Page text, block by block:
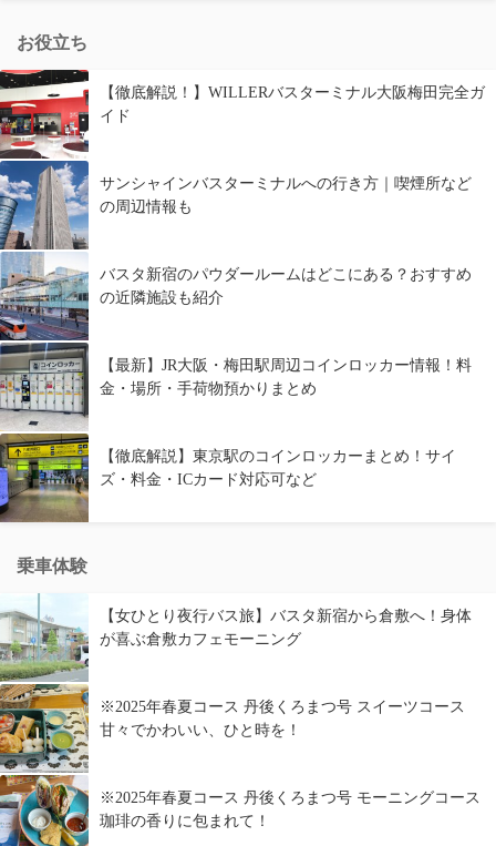
お役立ち
【徹底解説！】WILLERバスターミナル大阪梅田完全ガ
イド
サンシャインバスターミナルへの行き方｜喫煙所など
の周辺情報も
バスタ新宿のパウダールームはどこにある？おすすめ
の近隣施設も紹介
【最新】JR大阪・梅田駅周辺コインロッカー情報！料
金・場所・手荷物預かりまとめ
【徹底解説】東京駅のコインロッカーまとめ！サイ
ズ・料金・ICカード対応可など
乗車体験
【女ひとり夜行バス旅】バスタ新宿から倉敷へ！身体
が喜ぶ倉敷カフェモーニング
※2025年春夏コース 丹後くろまつ号 スイーツコース
甘々でかわいい、ひと時を！
※2025年春夏コース 丹後くろまつ号 モーニングコース
珈琲の香りに包まれて！